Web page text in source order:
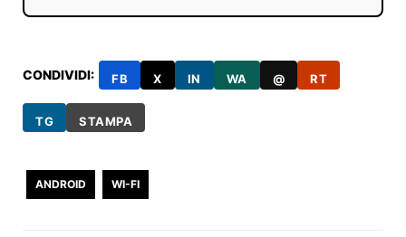
CONDIVIDI: FB X IN WA @ RT
TG STAMPA
ANDROID WI-FI